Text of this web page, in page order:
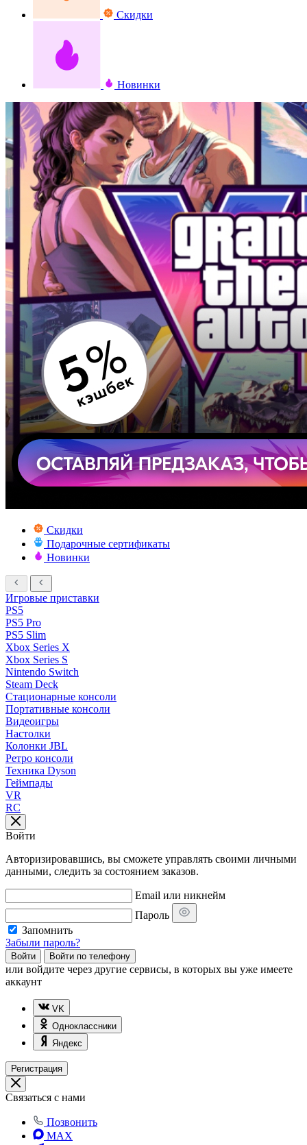
Скидки
Новинки
Скидки
Подарочные сертификаты
Новинки
Игровые приставки
PS5
PS5 Pro
PS5 Slim
Xbox Series X
Xbox Series S
Nintendo Switch
Steam Deck
Стационарные консоли
Портативные консоли
Видеоигры
Настолки
Колонки JBL
Ретро консоли
Техника Dyson
Геймпады
VR
RC
Войти
Авторизировавшись, вы сможете управлять своими личными
данными, следить за состоянием заказов.
Email или никнейм
Пароль
Запомнить
Забыли пароль?
Войти Войти по телефону
или войдите через другие сервисы, в которых вы уже имеете
аккаунт
VK
Одноклассники
Яндекс
Регистрация
Связаться с нами
Позвонить
MAX